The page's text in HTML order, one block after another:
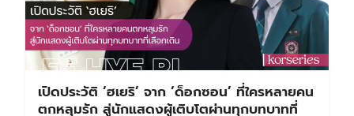
เปิดประวัติ ‘ฮเยริ’ จาก ‘ด็อกซอน’ ที่ใครหลายคน
ตกหลุมรัก สู่นักแสดงผู้เติบโตผ่านทุกบทบาทที่